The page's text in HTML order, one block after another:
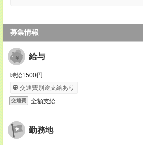
募集情報
給与
時給1500円
交通費別途支給あり
交通費 全額支給
勤務地